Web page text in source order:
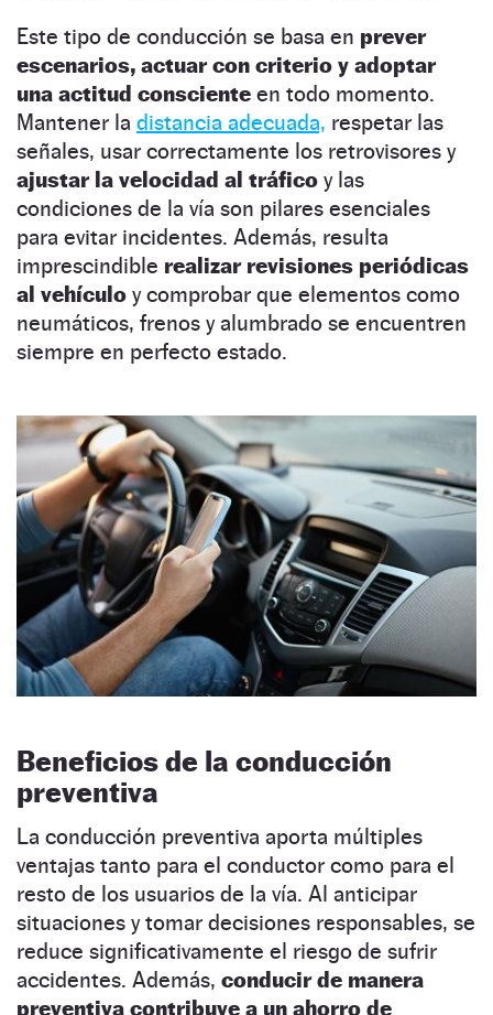
Este tipo de conducción se basa en prever
escenarios, actuar con criterio y adoptar
una actitud consciente en todo momento.
Mantener la distancia adecuada, respetar las
señales, usar correctamente los retrovisores y
ajustar la velocidad al tráfico y las
condiciones de la vía son pilares esenciales
para evitar incidentes. Además, resulta
imprescindible realizar revisiones periódicas
al vehículo y comprobar que elementos como
neumáticos, frenos y alumbrado se encuentren
siempre en perfecto estado.
Beneficios de la conducción
preventiva
La conducción preventiva aporta múltiples
ventajas tanto para el conductor como para el
resto de los usuarios de la vía. Al anticipar
situaciones y tomar decisiones responsables, se
reduce significativamente el riesgo de sufrir
accidentes. Además, conducir de manera
preventiva contribuye a un ahorro de